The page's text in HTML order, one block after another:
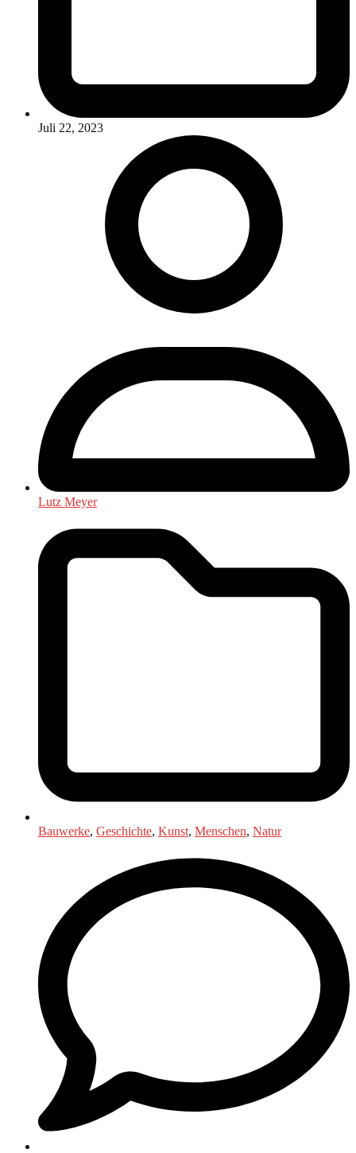
Juli 22, 2023
Lutz Meyer
Bauwerke, Geschichte, Kunst, Menschen, Natur